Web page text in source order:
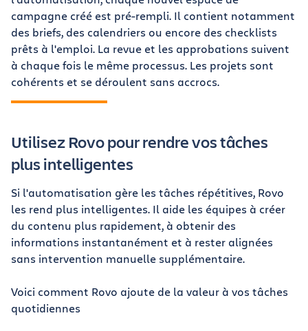
campagne créé est pré-rempli. Il contient notamment
des briefs, des calendriers ou encore des checklists
prêts à l'emploi. La revue et les approbations suivent
à chaque fois le même processus. Les projets sont
cohérents et se déroulent sans accrocs.
Utilisez Rovo pour rendre vos tâches
plus intelligentes
Si l'automatisation gère les tâches répétitives, Rovo
les rend plus intelligentes. Il aide les équipes à créer
du contenu plus rapidement, à obtenir des
informations instantanément et à rester alignées
sans intervention manuelle supplémentaire.
Voici comment Rovo ajoute de la valeur à vos tâches
quotidiennes